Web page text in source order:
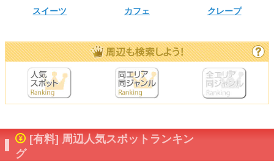
スイーツ
カフェ クレープ
[有料] 周辺人気スポットランキン
グ